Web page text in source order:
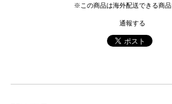
※この商品は海外配送できる商品
通報する